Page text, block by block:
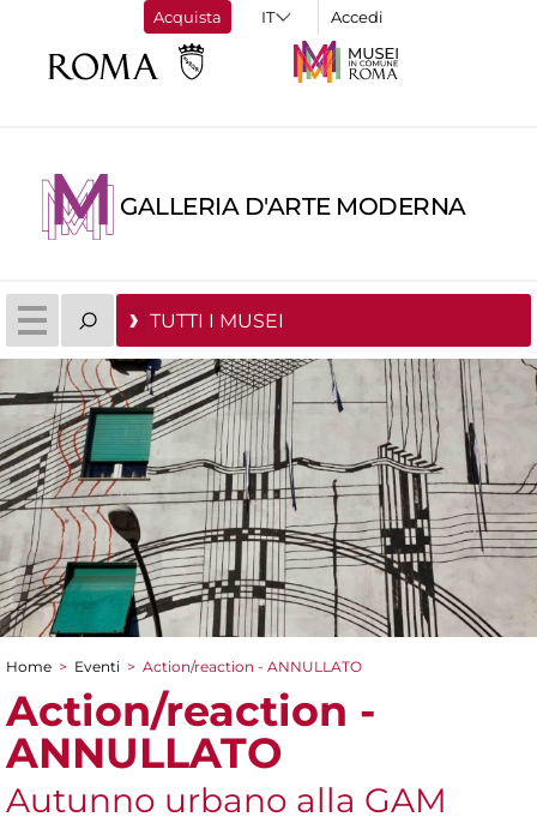
Acquista Accedi
GALLERIA D'ARTE MODERNA
TUTTI I MUSEI
Tu sei qui
Home > Eventi > Action/reaction - ANNULLATO
Action/reaction -
ANNULLATO
Autunno urbano alla GAM